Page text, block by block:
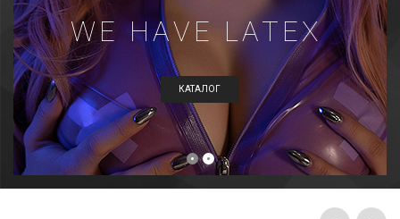
WE HAVE LATEX
КАТАЛОГ